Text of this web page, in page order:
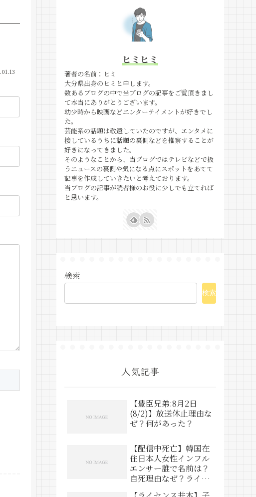
ヒミヒミ
著者の名前：ヒミ
大分県出身のヒミと申します。
数あるブログの中で当ブログの記事をご覧頂きまし
て本当にありがとうございます。
幼少時から映画などエンターテイメントが好きでし
た。
芸能系の話題は敬遠していたのですが、エンタメに
接しているうちに話題の裏側などを推察することが
好きになってきました。
そのようなことから、当ブログではテレビなどで扱
うニュースの裏側や気になる点にスポットをあてて
記事を作成していきたいと考えております。
当ブログの記事が読者様のお役に少しでも立てれば
と思います。
検索
検索
人気記事
【豊臣兄弟:8月2日
(8/2)】放送休止理由な
ぜ？何があった？
【配信中死亡】韓国在
住日本人女性インフル
エンサー誰で名前は？
自死理由なぜ？ライブ